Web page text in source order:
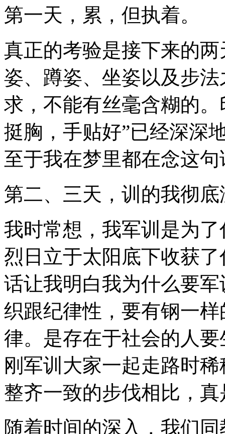
第一天，累，但执着。
真正的考验是接下来的
姿、蹲姿、坐姿以及步
求，不能有丝毫含糊的
挺胸，手贴好”已经深深
至于我在梦里都在念这句
第二、三天，训的我彻
我时常想，我军训是为
烈日立于太阳底下收获
话让我明白我为什么要
织跟纪律性，要有钢一
律。是存在于社会的人
刚军训大家一起走路时
整齐一致的步伐相比，
随着时间的深入，我们